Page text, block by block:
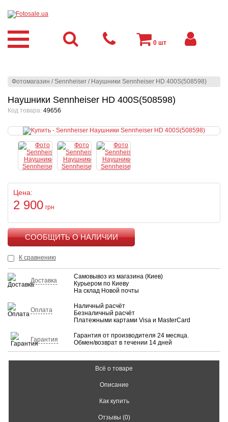
Фотомагазин /Sennheiser / Наушники Sennheiser HD 400S(508598)
Наушники Sennheiser HD 400S(508598)
Код товара: 49656
Цена:
2 900 грн
К сравнению
Доставка
Самовывоз из магазина (Киев)
Курьером по Киеву
На склад Новой почты
Оплата
Наличный расчёт
Безналичный расчёт
Платежными картами Visa и MasterCard
Гарантия
Гарантия от производителя 24 месяца.
Обмен/возврат в течении 14 дней
Всё о товаре
Описание
Как купить
Отзывы (0)
0 шт